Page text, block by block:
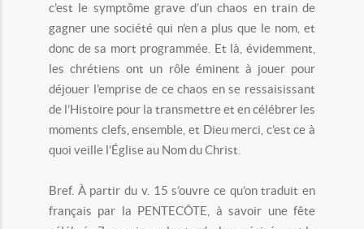
c’est le symptôme grave d’un chaos en train de
gagner une société qui n’en a plus que le nom, et
donc de sa mort programmée. Et là, évidemment,
les chrétiens ont un rôle éminent à jouer pour
déjouer l’emprise de ce chaos en se ressaisissant
de l’Histoire pour la transmettre et en célébrer les
moments clefs, ensemble, et Dieu merci, c’est ce à
quoi veille l’Église au Nom du Christ.
Bref. À partir du v. 15 s’ouvre ce qu’on traduit en
français par la PENTECÔTE, à savoir une fête